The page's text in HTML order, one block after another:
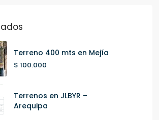
Terreno 400 mts en Mejía
$ 100.000
Terrenos en JLBYR –
Arequipa